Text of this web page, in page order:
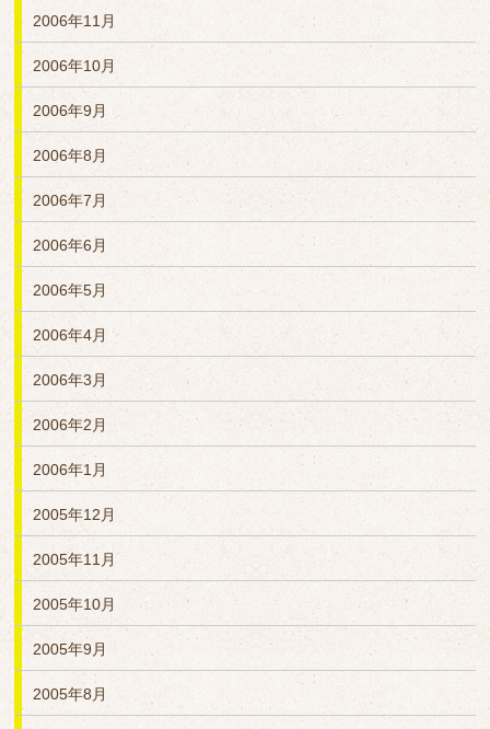
2006年11月
2006年10月
2006年9月
2006年8月
2006年7月
2006年6月
2006年5月
2006年4月
2006年3月
2006年2月
2006年1月
2005年12月
2005年11月
2005年10月
2005年9月
2005年8月